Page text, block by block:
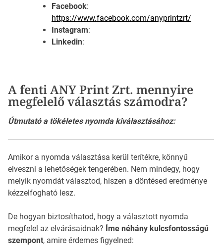
Facebook:
https://www.facebook.com/anyprintzrt/
Instagram:
Linkedin:
A fenti ANY Print Zrt. mennyire
megfelelő választás számodra?
Útmutató a tökéletes nyomda kiválasztásához:
Amikor a nyomda választása kerül terítékre, könnyű
elveszni a lehetőségek tengerében. Nem mindegy, hogy
melyik nyomdát választod, hiszen a döntésed eredménye
kézzelfogható lesz.
De hogyan biztosíthatod, hogy a választott nyomda
megfelel az elvárásaidnak? Íme néhány kulcsfontosságú
szempont, amire érdemes figyelned: